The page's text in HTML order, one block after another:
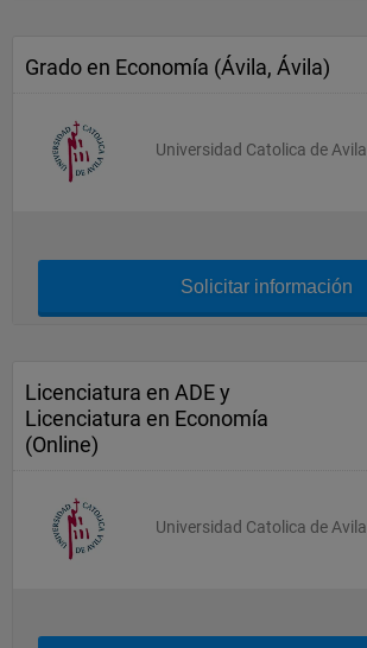
Grado en Economía (Ávila, Ávila)
Universidad Catolica de Avila
Solicitar información
Licenciatura en ADE y
Licenciatura en Economía
(Online)
Universidad Catolica de Avila